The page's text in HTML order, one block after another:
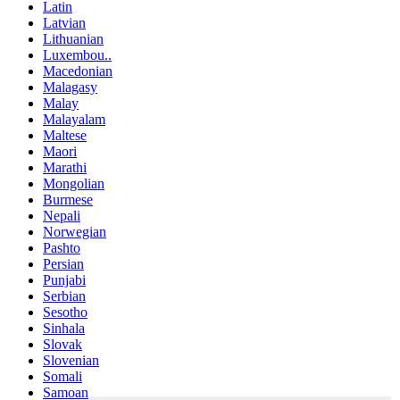
Latin
Latvian
Lithuanian
Luxembou..
Macedonian
Malagasy
Malay
Malayalam
Maltese
Maori
Marathi
Mongolian
Burmese
Nepali
Norwegian
Pashto
Persian
Punjabi
Serbian
Sesotho
Sinhala
Slovak
Slovenian
Somali
Samoan